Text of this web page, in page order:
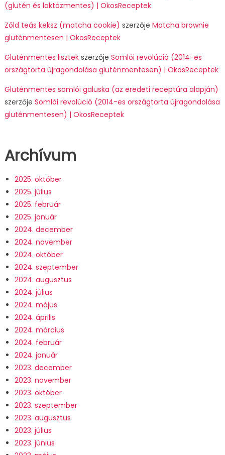
(glutén és laktózmentes) | OkosReceptek
Zöld teás keksz (matcha cookie) szerzője Matcha brownie
gluténmentesen | OkosReceptek
Gluténmentes lisztekszerzője Somlói revolúció (2014-es
országtorta újragondolása gluténmentesen) | OkosReceptek
Gluténmentes somlói galuska (az eredeti receptúra alapján)
szerzője Somlói revolúció (2014-es országtorta újragondolása
gluténmentesen) | OkosReceptek
Archívum
2025. október
2025. július
2025. február
2025. január
2024. december
2024. november
2024. október
2024. szeptember
2024. augusztus
2024. július
2024. május
2024. április
2024. március
2024. február
2024. január
2023. december
2023. november
2023. október
2023. szeptember
2023. augusztus
2023. július
2023. június